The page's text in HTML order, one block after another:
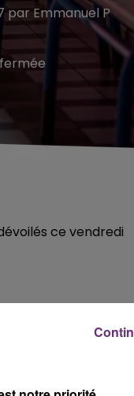
par Emmanuel P
ce vendredi